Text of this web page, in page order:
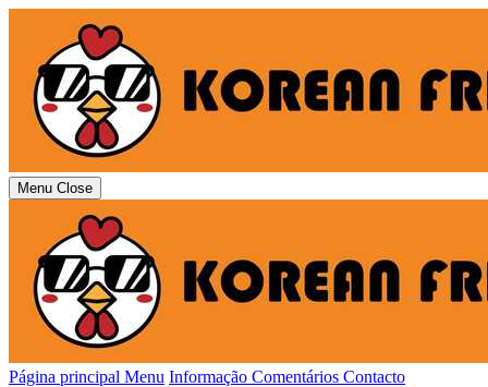
Menu Close
Página principal (actual)
Menu Informação Comentários Contacto